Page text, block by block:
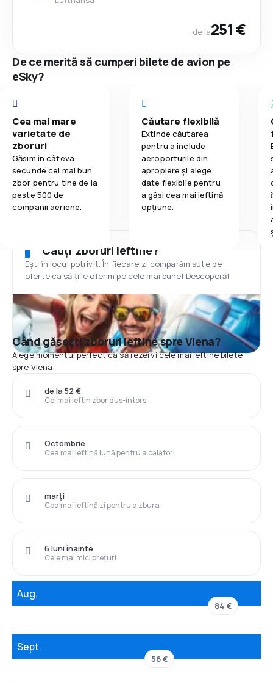
de la251 €
De ce merită să cumperi bilete de avion pe
eSky?
Cea mai mare
varietate de
zboruri
Găsim în câteva
secunde cel mai bun
zbor pentru tine de la
peste 500 de
companii aeriene.
Căutare flexibilă
Extinde căutarea
pentru a include
aeroporturile din
apropiere și alege
date flexibile pentru
a găsi cea mai ieftină
opțiune.
Cauți zboruri ieftine?
Ești în locul potrivit. În fiecare zi comparăm sute de
oferte ca să ți le oferim pe cele mai bune! Descoperă!
Când găsești zboruri ieftine spre Viena?
Alege momentul perfect ca să rezervi cele mai ieftine bilete
spre Viena
Cel mai ieftin zbor dus-întors
de la 52 €
Cea mai ieftină lună pentru a călători
Octombrie
Cea mai ieftină zi pentru a zbura
marți
Cele mai mici prețuri
6 luni înainte
Aug.
84 €
Sept.
56 €